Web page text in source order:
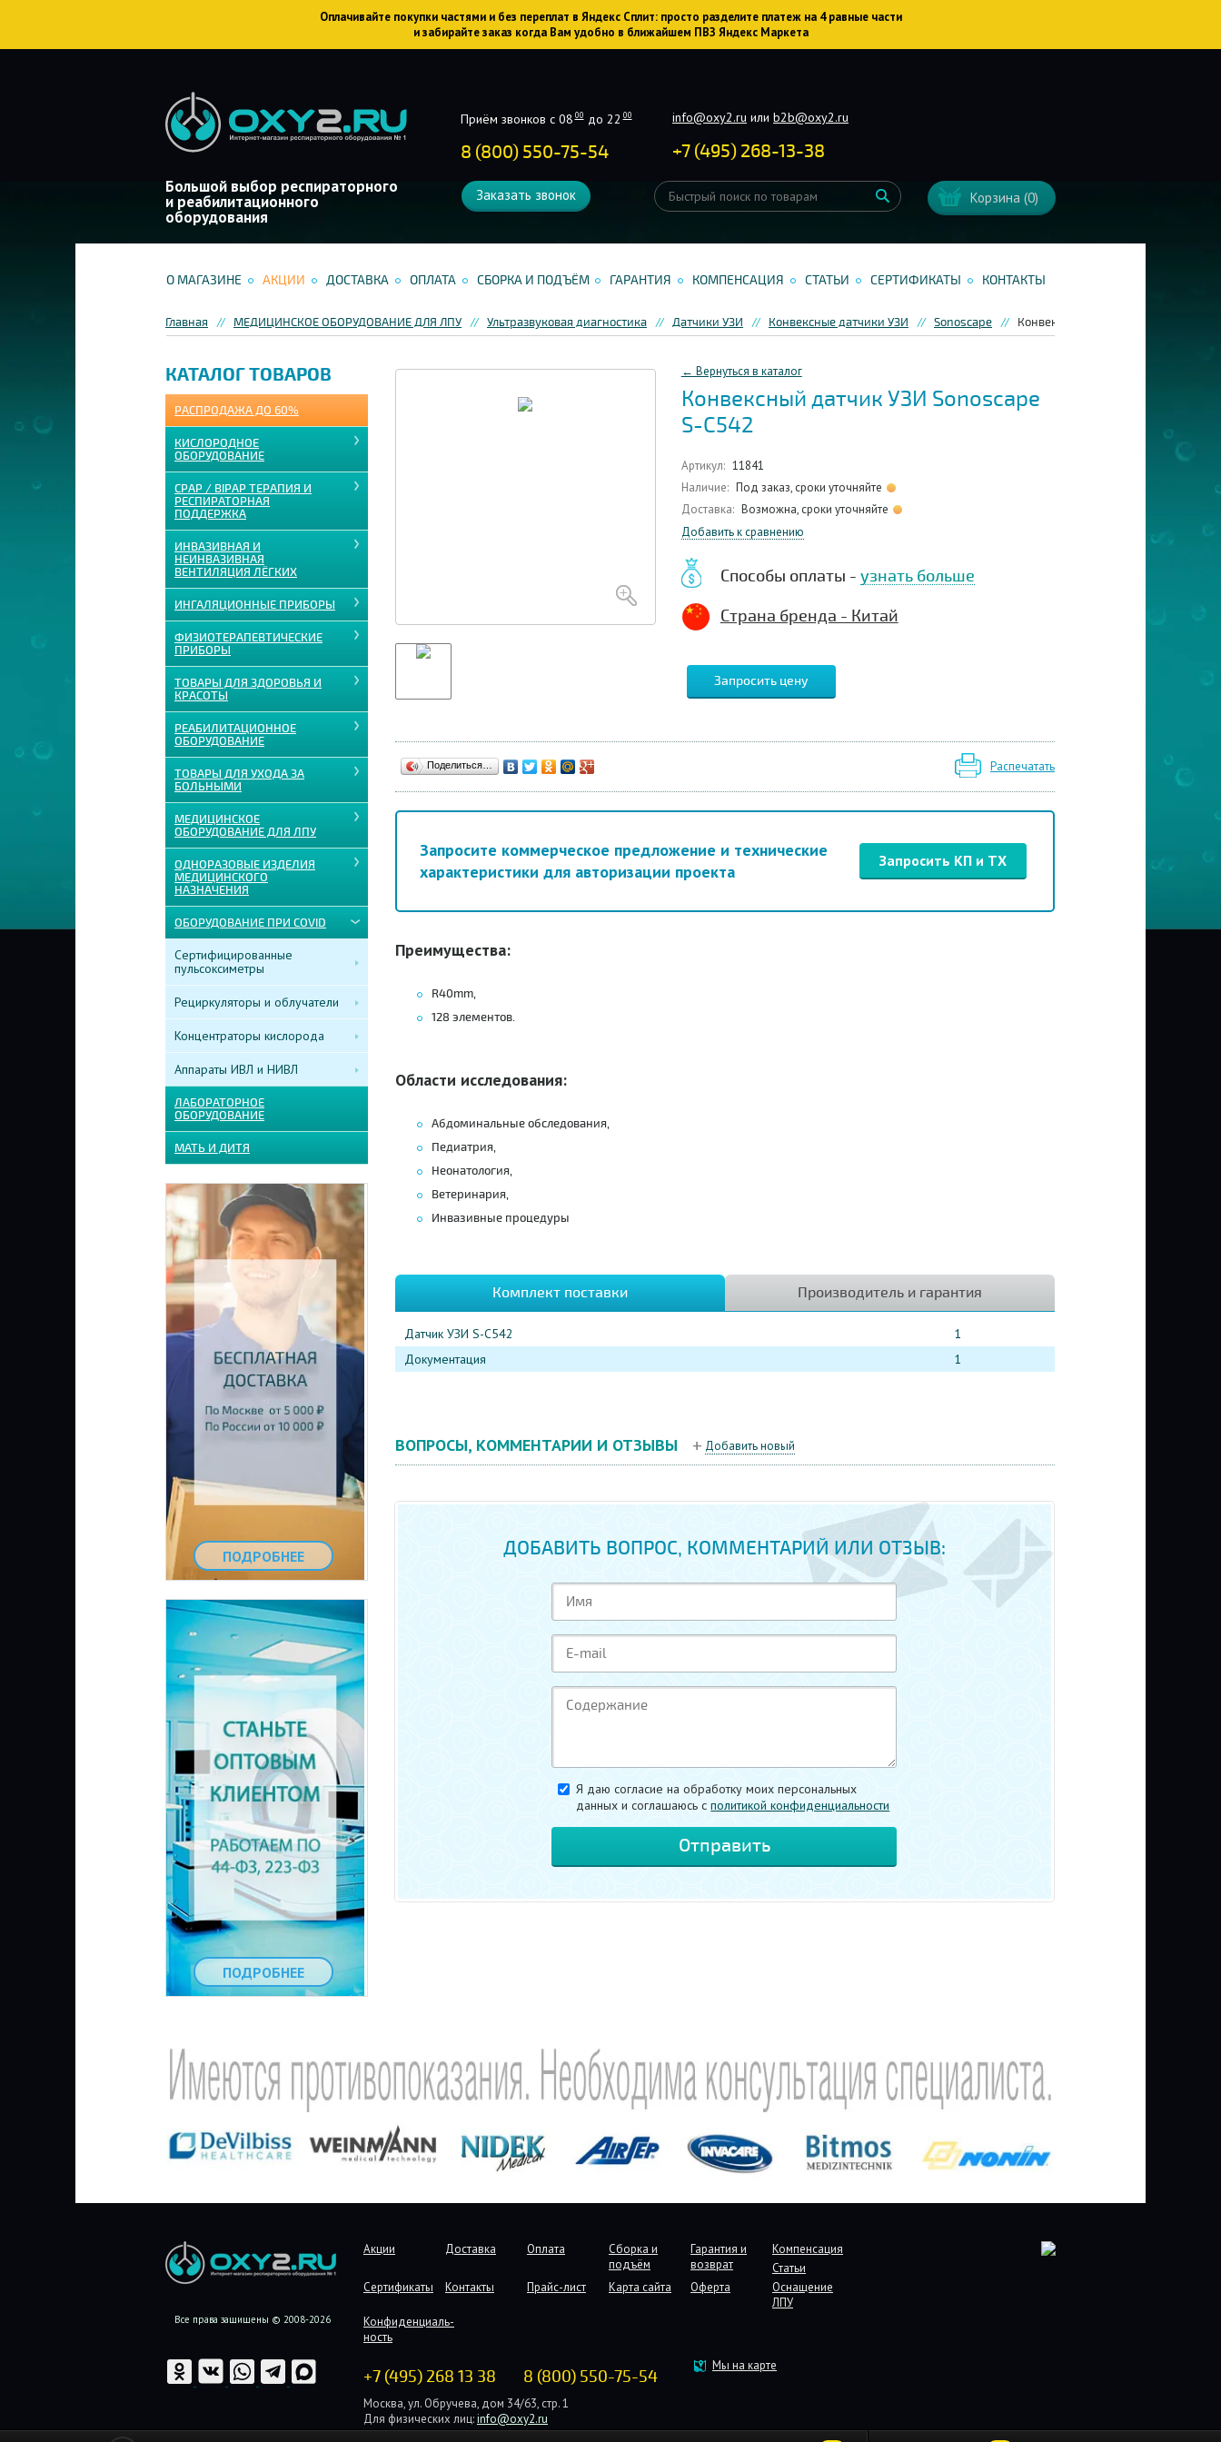
Оплачивайте покупки частями и без переплат в Яндекс Сплит: просто разделите платеж на 4 равные части
и забирайте заказ когда Вам удобно в ближайшем ПВЗ Яндекс Маркета
Большой выбор респираторного
и реабилитационного
оборудования
Приём звонков с 08 00до 22 00
8 (800) 550-75-54
info@oxy2.ru илиb2b@oxy2.ru
+7 (495) 268-13-38
Заказать звонок Корзина(0)
О МАГАЗИНЕ АКЦИИ ДОСТАВКА ОПЛАТА СБОРКА И ПОДЪЁМ ГАРАНТИЯ КОМПЕНСАЦИЯ СТАТЬИ СЕРТИФИКАТЫ КОНТАКТЫ
Главная МЕДИЦИНСКОЕ ОБОРУДОВАНИЕ ДЛЯ ЛПУ Ультразвуковая диагностика Датчики УЗИ Конвексные датчики УЗИ Sonoscape Конвексный датчик УЗИ Sonoscape
КАТАЛОГ ТОВАРОВ
РАСПРОДАЖА ДО 60%
КИСЛОРОДНОЕ
ОБОРУДОВАНИЕ
CPAP / BIPAP ТЕРАПИЯ И
РЕСПИРАТОРНАЯ
ПОДДЕРЖКА
ИНВАЗИВНАЯ И
НЕИНВАЗИВНАЯ
ВЕНТИЛЯЦИЯ ЛЁГКИХ
ИНГАЛЯЦИОННЫЕ ПРИБОРЫ
ФИЗИОТЕРАПЕВТИЧЕСКИЕ
ПРИБОРЫ
ТОВАРЫ ДЛЯ ЗДОРОВЬЯ И
КРАСОТЫ
РЕАБИЛИТАЦИОННОЕ
ОБОРУДОВАНИЕ
ТОВАРЫ ДЛЯ УХОДА ЗА
БОЛЬНЫМИ
МЕДИЦИНСКОЕ
ОБОРУДОВАНИЕ ДЛЯ ЛПУ
ОДНОРАЗОВЫЕ ИЗДЕЛИЯ
МЕДИЦИНСКОГО
НАЗНАЧЕНИЯ
ОБОРУДОВАНИЕ ПРИ COVID
Сертифицированные
пульсоксиметры
Рециркуляторы и облучатели
Концентраторы кислорода
Аппараты ИВЛ и НИВЛ
ЛАБОРАТОРНОЕ
ОБОРУДОВАНИЕ
МАТЬ И ДИТЯ
ПОДРОБНЕЕ
ПОДРОБНЕЕ
← Вернуться в каталог
Конвексный датчик УЗИ Sonoscape
S-C542
Артикул: 11841
Наличие: Под заказ, сроки уточняйте
Доставка: Возможна, сроки уточняйте
Добавить к сравнению
Способы оплаты - узнать больше
Страна бренда - Китай
Запросить цену
Поделиться… Распечатать
Запросите коммерческое предложение и технические
характеристики для авторизации проекта
Запросить КП и ТХ
Преимущества:
R40mm,
128 элементов.
Области исследования:
Абдоминальные обследования,
Педиатрия,
Неонатология,
Ветеринария,
Инвазивные процедуры
Комплект поставки Производитель и гарантия
Датчик УЗИ S-C542
1
Документация
1
ВОПРОСЫ, КОММЕНТАРИИ И ОТЗЫВЫ Добавить новый
ДОБАВИТЬ ВОПРОС, КОММЕНТАРИЙ ИЛИ ОТЗЫВ:
Я даю согласие на обработку моих персональных
данных и соглашаюсь cполитикой конфиденциальности
Все права защищены © 2008-2026
Акции Доставка Оплата
Сборка и
подъём
Гарантия и
возврат
Компенсация
Статьи
Сертификаты
Контакты Прайс-лист Карта сайта Оферта
Оснащение
ЛПУ
Конфиденциаль-
ность
+7 (495) 268 13 38 8 (800) 550-75-54
Москва, ул. Обручева, дом 34/63, стр. 1
Для физических лиц:info@oxy2.ru
Для юридических лиц:b2b@oxy2.ru
Мы на карте